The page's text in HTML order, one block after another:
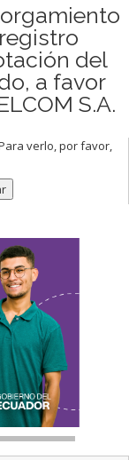
del
a favor
S.A.
verlo, por favor,